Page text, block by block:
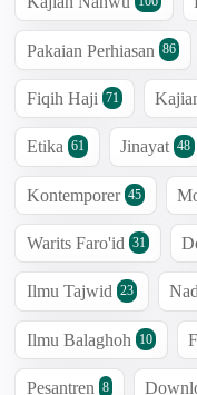
Pakaian Perhiasan 86
Fiqih Haji 71
Etika 61 Jinayat 48
Kontemporer 45
Warits Faro'id 31
Ilmu Tajwid 23
Ilmu Balaghoh 10
Pesantren 8